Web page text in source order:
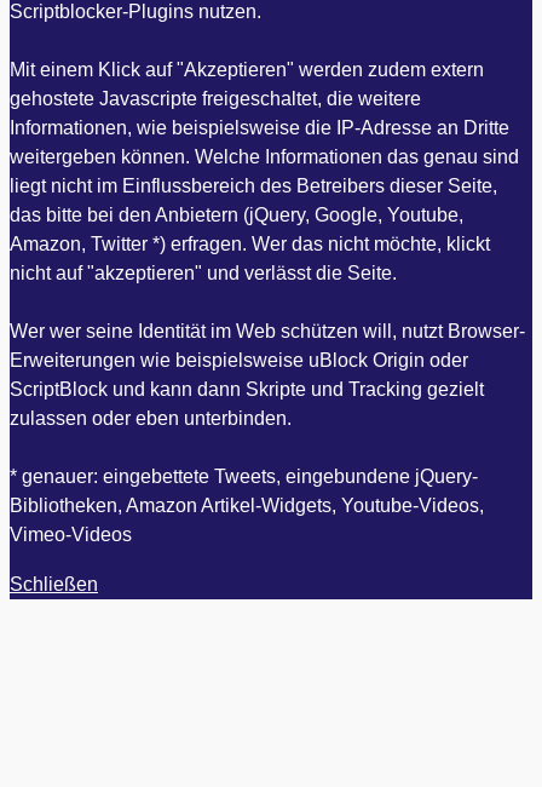
Scriptblocker-Plugins nutzen.
Mit einem Klick auf "Akzeptieren" werden zudem extern
gehostete Javascripte freigeschaltet, die weitere
Informationen, wie beispielsweise die IP-Adresse an Dritte
weitergeben können. Welche Informationen das genau sind
liegt nicht im Einflussbereich des Betreibers dieser Seite,
das bitte bei den Anbietern (jQuery, Google, Youtube,
Amazon, Twitter *) erfragen. Wer das nicht möchte, klickt
nicht auf "akzeptieren" und verlässt die Seite.
Wer wer seine Identität im Web schützen will, nutzt Browser-
Erweiterungen wie beispielsweise uBlock Origin oder
ScriptBlock und kann dann Skripte und Tracking gezielt
zulassen oder eben unterbinden.
* genauer: eingebettete Tweets, eingebundene jQuery-
Bibliotheken, Amazon Artikel-Widgets, Youtube-Videos,
Vimeo-Videos
Schließen